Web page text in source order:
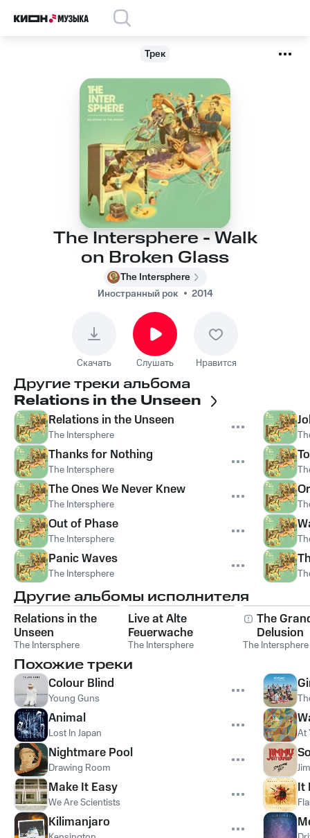
Трек
The Intersphere - Walk
on Broken Glass
The Intersphere
Иностранный рок
2014
Скачать Слушать Нравится
Другие треки альбома
Relations in the Unseen
Relations in the Unseen
The Intersphere
Thanks for Nothing
The Intersphere
The Ones We Never Knew
The Intersphere
Out of Phase
The Intersphere
Panic Waves
The Intersphere
Другие альбомы исполнителя
Relations in the
Unseen
The Intersphere
Live at Alte
Feuerwache
Mannheim
The Intersphere
The
Delusion
The Intersphere
Похожие треки
Colour Blind
Young Guns
Animal
Lost In Japan
Nightmare Pool
Drawing Room
Make It Easy
We Are Scientists
Kilimanjaro
At
It